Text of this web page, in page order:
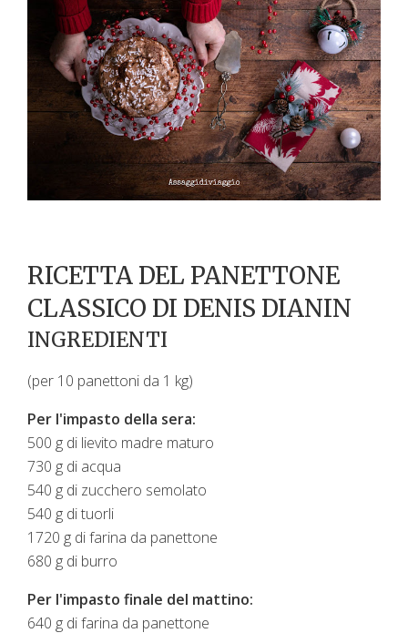
RICETTA DEL PANETTONE
CLASSICO DI DENIS DIANIN
INGREDIENTI
(per 10 panettoni da 1 kg)
Per l'impasto della sera:
500 g di lievito madre maturo
730 g di acqua
540 g di zucchero semolato
540 g di tuorli
1720 g di farina da panettone
680 g di burro
Per l'impasto finale del mattino:
640 g di farina da panettone